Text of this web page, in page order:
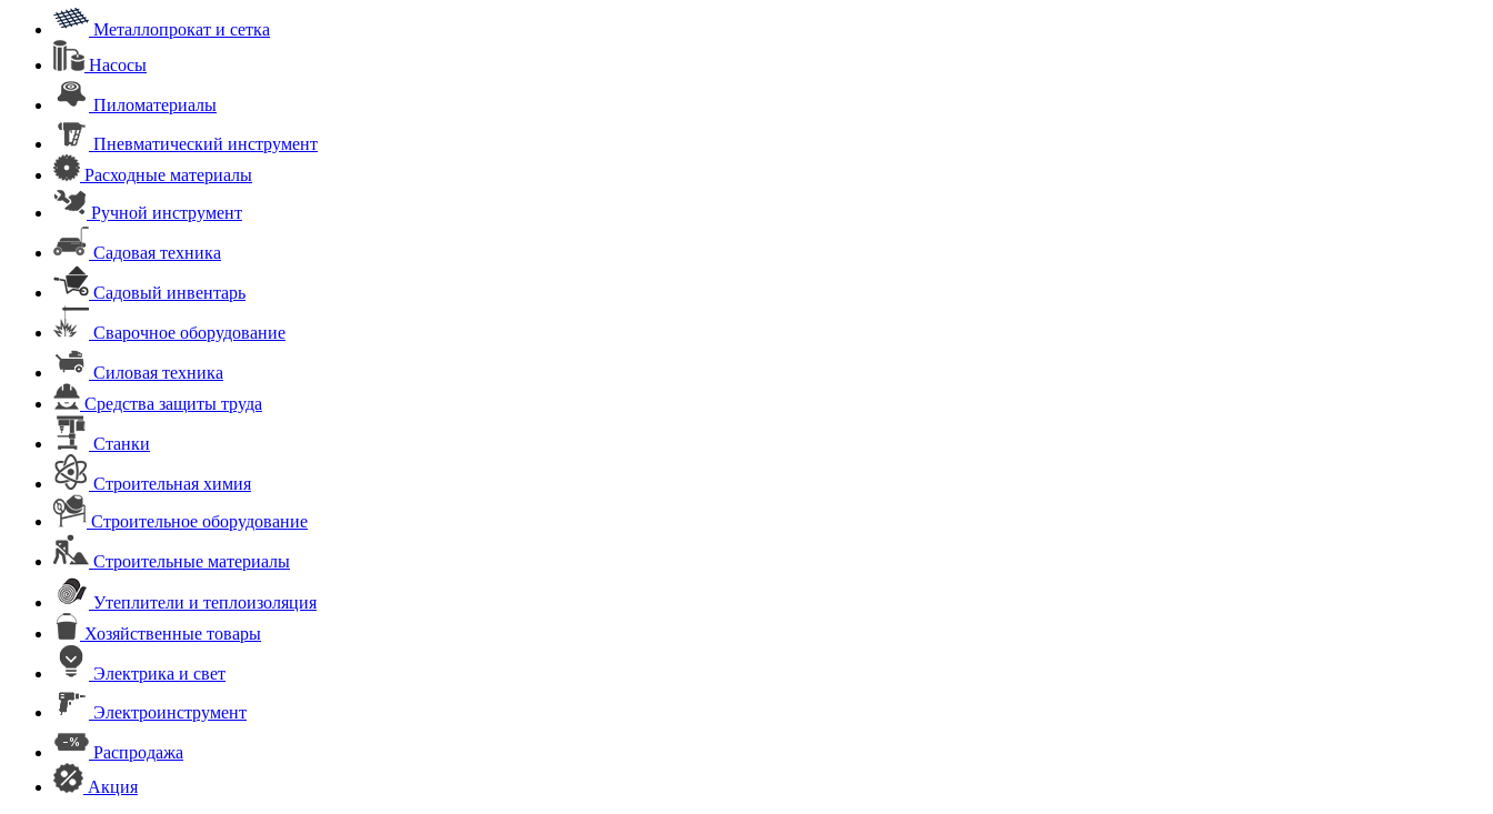
Металлопрокат и сетка
Насосы
Пиломатериалы
Пневматический инструмент
Расходные материалы
Ручной инструмент
Садовая техника
Садовый инвентарь
Сварочное оборудование
Силовая техника
Средства защиты труда
Станки
Строительная химия
Строительное оборудование
Строительные материалы
Утеплители и теплоизоляция
Хозяйственные товары
Электрика и свет
Электроинструмент
Распродажа
Акция